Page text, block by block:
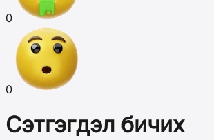
0
0
Сэтгэгдэл бичих